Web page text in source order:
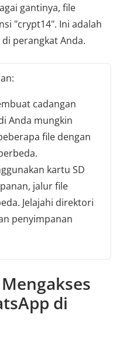
gantinya, file
"crypt14". Ini adalah
perangkat Anda.
cadangan
Anda mungkin
file dengan
kartu SD
jalur file
Jelajahi direktori
penyimpanan
di